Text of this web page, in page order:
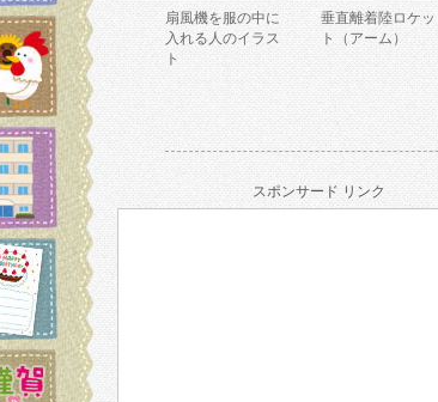
扇風機を服の中に
入れる人のイラス
ト
垂直離着陸ロケッ
ト（アーム）
スポンサード リンク